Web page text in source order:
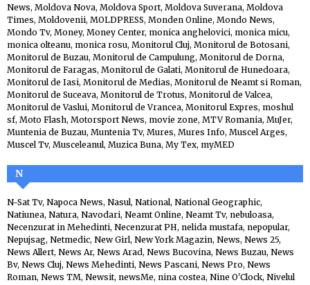
News, Moldova Nova, Moldova Sport, Moldova Suverana, Moldova
Times, Moldovenii, MOLDPRESS, Monden Online, Mondo News,
Mondo Tv, Money, Money Center, monica anghelovici, monica micu,
monica olteanu, monica rosu, Monitorul Cluj, Monitorul de Botosani,
Monitorul de Buzau, Monitorul de Campulung, Monitorul de Dorna,
Monitorul de Faragas, Monitorul de Galati, Monitorul de Hunedoara,
Monitorul de Iasi, Monitorul de Medias, Monitorul de Neamt si Roman,
Monitorul de Suceava, Monitorul de Trotus, Monitorul de Valcea,
Monitorul de Vaslui, Monitorul de Vrancea, Monitorul Expres, moshul
sf, Moto Flash, Motorsport News, movie zone, MTV Romania, MuJer,
Muntenia de Buzau, Muntenia Tv, Mures, Mures Info, Muscel Arges,
Muscel Tv, Musceleanul, Muzica Buna, My Tex, myMED
N
N-Sat Tv, Napoca News, Nasul, National, National Geographic,
Natiunea, Natura, Navodari, Neamt Online, Neamt Tv, nebuloasa,
Necenzurat in Mehedinti, Necenzurat PH, nelida mustafa, nepopular,
Nepujsag, Netmedic, New Girl, New York Magazin, News, News 25,
News Allert, News Ar, News Arad, News Bucovina, News Buzau, News
Bv, News Cluj, News Mehedinti, News Pascani, News Pro, News
Roman, News TM, Newsit, newsMe, nina costea, Nine O'Clock, Nivelul